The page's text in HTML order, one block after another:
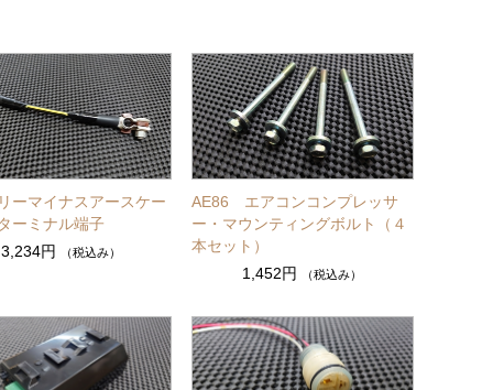
ーマイナスアースケー
ーミナル端子
3,234円
（税込み）
AE86 エアコンコンプレッサ
ー・マウンティングボルト（４
本セット）
1,452円
（税込み）